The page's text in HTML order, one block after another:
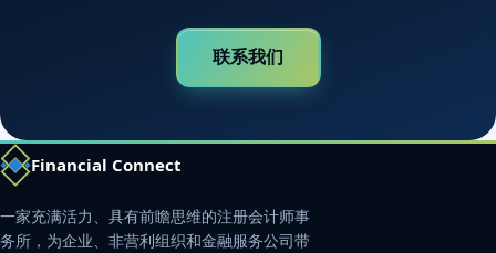
联系我们
Financial Connect
一家充满活力、具有前瞻思维的注册会计师事
务所，为企业、非营利组织和金融服务公司带